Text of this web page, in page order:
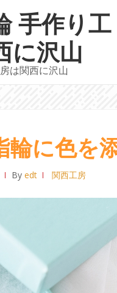
手作り工
に沢山
は関西に沢山
輪に色を
By edt 関西工房